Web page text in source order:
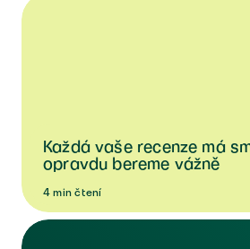
Každá vaše recenze má
opravdu bereme vážně
4minčtení